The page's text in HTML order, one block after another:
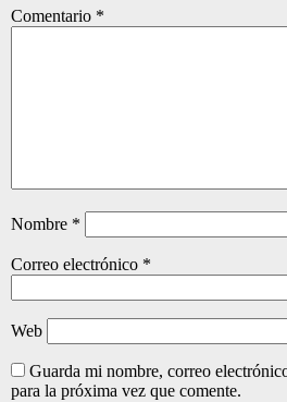
Comentario *
Nombre *
Correo electrónico *
Web
Guarda mi nombre, correo
para la próxima vez que comente.